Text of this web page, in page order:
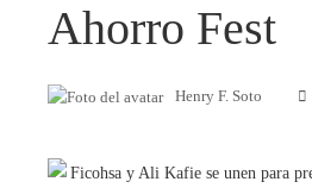
Ahorro Fest
Henry F. Soto